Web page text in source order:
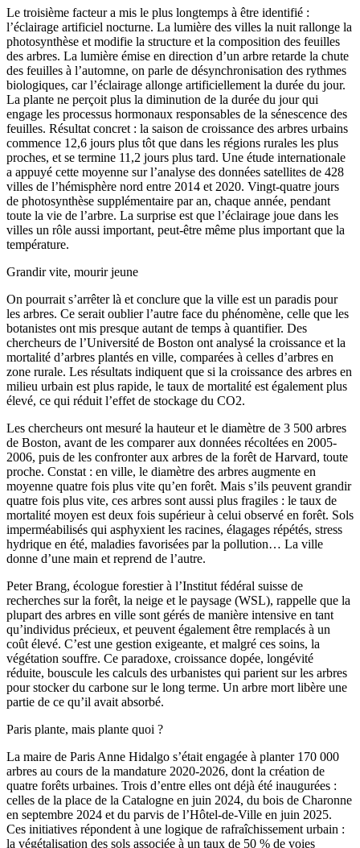
Le troisième facteur a mis le plus longtemps à être identifié :
l’éclairage artificiel nocturne. La lumière des villes la nuit rallonge la
photosynthèse et modifie la structure et la composition des feuilles
des arbres. La lumière émise en direction d’un arbre retarde la chute
des feuilles à l’automne, on parle de désynchronisation des rythmes
biologiques, car l’éclairage allonge artificiellement la durée du jour.
La plante ne perçoit plus la diminution de la durée du jour qui
engage les processus hormonaux responsables de la sénescence des
feuilles. Résultat concret : la saison de croissance des arbres urbains
commence 12,6 jours plus tôt que dans les régions rurales les plus
proches, et se termine 11,2 jours plus tard. Une étude internationale
a appuyé cette moyenne sur l’analyse des données satellites de 428
villes de l’hémisphère nord entre 2014 et 2020. Vingt-quatre jours
de photosynthèse supplémentaire par an, chaque année, pendant
toute la vie de l’arbre. La surprise est que l’éclairage joue dans les
villes un rôle aussi important, peut-être même plus important que la
température.
Grandir vite, mourir jeune
On pourrait s’arrêter là et conclure que la ville est un paradis pour
les arbres. Ce serait oublier l’autre face du phénomène, celle que les
botanistes ont mis presque autant de temps à quantifier. Des
chercheurs de l’Université de Boston ont analysé la croissance et la
mortalité d’arbres plantés en ville, comparées à celles d’arbres en
zone rurale. Les résultats indiquent que si la croissance des arbres en
milieu urbain est plus rapide, le taux de mortalité est également plus
élevé, ce qui réduit l’effet de stockage du CO2.
Les chercheurs ont mesuré la hauteur et le diamètre de 3 500 arbres
de Boston, avant de les comparer aux données récoltées en 2005-
2006, puis de les confronter aux arbres de la forêt de Harvard, toute
proche. Constat : en ville, le diamètre des arbres augmente en
moyenne quatre fois plus vite qu’en forêt. Mais s’ils peuvent grandir
quatre fois plus vite, ces arbres sont aussi plus fragiles : le taux de
mortalité moyen est deux fois supérieur à celui observé en forêt. Sols
imperméabilisés qui asphyxient les racines, élagages répétés, stress
hydrique en été, maladies favorisées par la pollution… La ville
donne d’une main et reprend de l’autre.
Peter Brang, écologue forestier à l’Institut fédéral suisse de
recherches sur la forêt, la neige et le paysage (WSL), rappelle que la
plupart des arbres en ville sont gérés de manière intensive en tant
qu’individus précieux, et peuvent également être remplacés à un
coût élevé. C’est une gestion exigeante, et malgré ces soins, la
végétation souffre. Ce paradoxe, croissance dopée, longévité
réduite, bouscule les calculs des urbanistes qui parient sur les arbres
pour stocker du carbone sur le long terme. Un arbre mort libère une
partie de ce qu’il avait absorbé.
Paris plante, mais plante quoi ?
La maire de Paris Anne Hidalgo s’était engagée à planter 170 000
arbres au cours de la mandature 2020-2026, dont la création de
quatre forêts urbaines. Trois d’entre elles ont déjà été inaugurées :
celles de la place de la Catalogne en juin 2024, du bois de Charonne
en septembre 2024 et du parvis de l’Hôtel-de-Ville en juin 2025.
Ces initiatives répondent à une logique de rafraîchissement urbain :
la végétalisation des sols associée à un taux de 50 % de voies